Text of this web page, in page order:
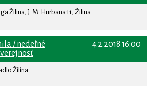
Žilina, J. M. Hurbana 11, Žilina
4.2.2018 16:00
/ nedeľné
Žilina